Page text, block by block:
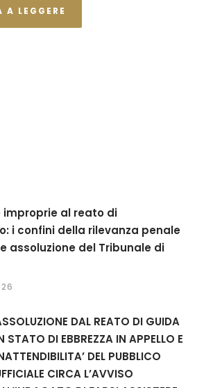
LEGGERE
al reato di
i confini della rilevanza penale
assoluzione del Tribunale di
DAL REATO DI GUIDA
STATO DI EBBREZZA IN APPELLO E
DEL PUBBLICO
CIRCA L’AVVISO